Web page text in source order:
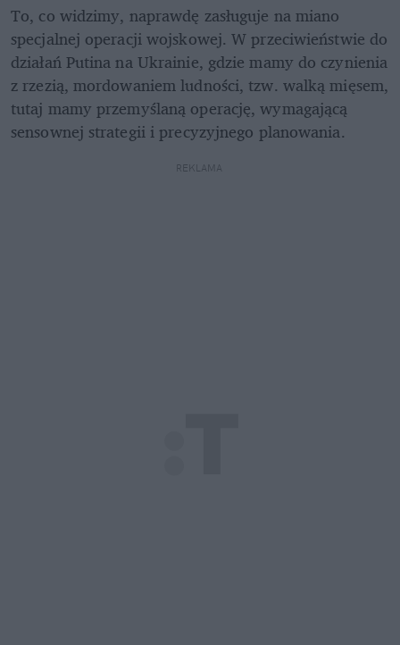
To, co widzimy, naprawdę zasługuje na miano
specjalnej operacji wojskowej. W przeciwieństwie do
działań Putina na Ukrainie, gdzie mamy do czynienia
z rzezią, mordowaniem ludności, tzw. walką mięsem,
tutaj mamy przemyślaną operację, wymagającą
sensownej strategii i precyzyjnego planowania.
REKLAMA